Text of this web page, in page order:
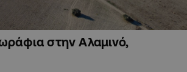
στην Αλαμινό,